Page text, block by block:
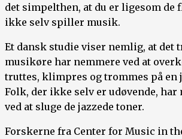
det simpelthen, at du er ligesom de
ikke selv spiller musik.
Et dansk studie viser nemlig, at det
musikøre har nemmere ved at
truttes, klimpres og trommes på en
Folk, der ikke selv er udøvende, har
ved at sluge de jazzede toner.
Forskerne fra Center for Music in